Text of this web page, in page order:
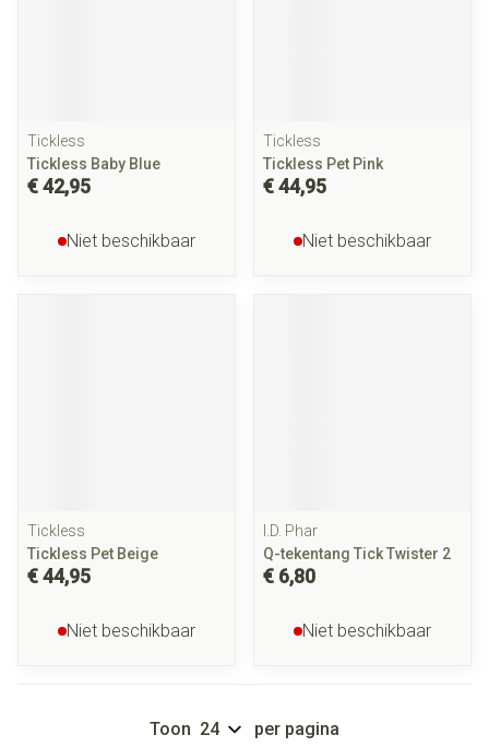
Tickless
Tickless Baby Blue
€ 42,95
Niet beschikbaar
Tickless
Tickless Pet Pink
€ 44,95
Niet beschikbaar
Tickless
Tickless Pet Beige
€ 44,95
Niet beschikbaar
I.D. Phar
Q-tekentang Tick Twister 2
€ 6,80
Niet beschikbaar
Toon per pagina